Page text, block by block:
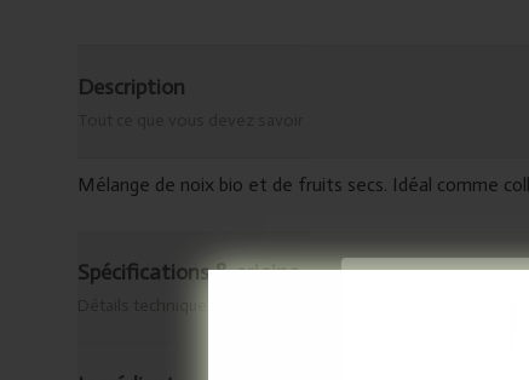
Description
Mélange de noix bio et de fruits secs. Idéal comme
Spécifications & origine